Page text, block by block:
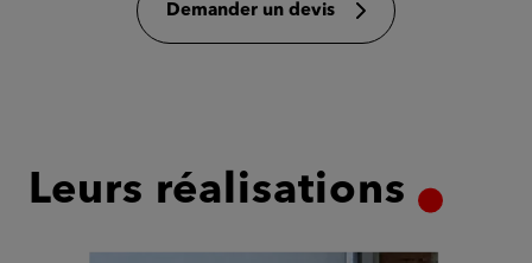
Demander un devis
Leurs réalisations